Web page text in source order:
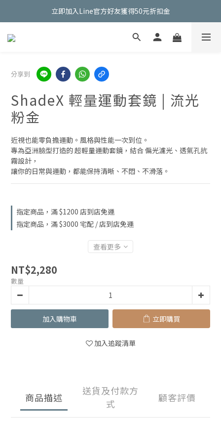
立即加入Line官方好友獲得50元折扣金
立即加入Line官方好友獲得50元折扣金
新加入會員輸入【EYEGLAD50】即可享50元購物金
分享到
ShadeX 輕量運動套鏡 | 流光
粉金
近視也能零負擔運動。風格與性能一次到位。
專為亞洲臉型打造的 超輕量運動套鏡，結合 偏光濾光、透氣孔抗
霧設計，
讓你的日常與運動，都能保持清晰、不悶、不滑落。
指定商品，滿 $1200 店到店免運
指定商品，滿 $3000 宅配 / 店到店免運
查看更多
NT$2,280
數量
加入購物車 立即購買
加入追蹤清單
商品描述
送貨及付款方
式
顧客評價